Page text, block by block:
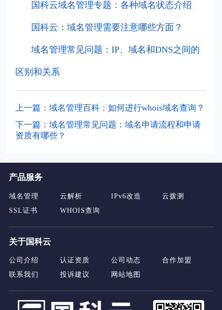
国科云域名管理专题：各种域名状态介绍
国科云：域名管理需要注意哪些方面？
域名管理常见问题：IP、域名和DNS之间的
区别和关系
上一篇：域名管理百科：如何进行whois域名查询？
下一篇：域名管理常见问题：域名申请流程和申请
资质有哪些？
产品服务
域名管理 云解析 IPv6改造
云拨测
SSL证书
WHOIS查询
关于国科云
公司介绍 认证资质 公司动态
合作加盟
联系我们
投诉建议 网站地图